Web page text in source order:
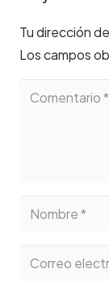
Tu dirección
Los campos